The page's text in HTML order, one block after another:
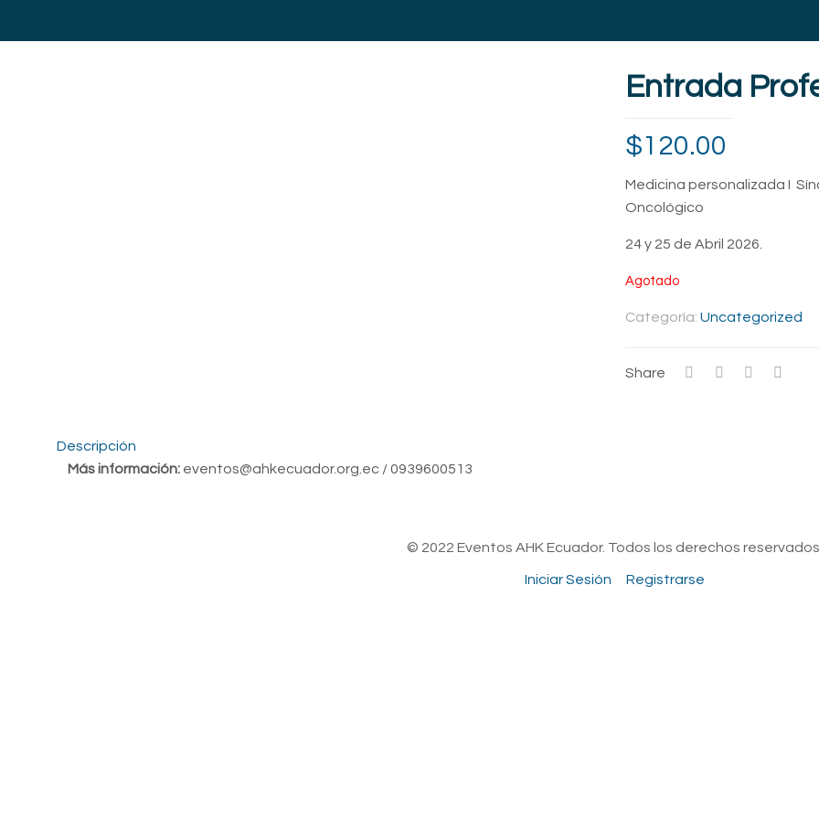
Entrada
$120.00
Medicina personalizada I
Oncológico
24 y 25 de Abril 2026.
Agotado
Categoría: Uncategorized
Share
Descripción
Más información: eventos@ahkecuador.org.ec / 0939600513
© 2022 Eventos AHK Ecuador. Todos los derechos
Iniciar Sesión Registrarse